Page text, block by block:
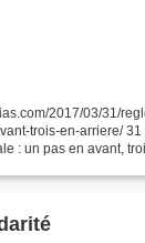
2017/03/31/
trois-en-arriere/
: un pas en avant,